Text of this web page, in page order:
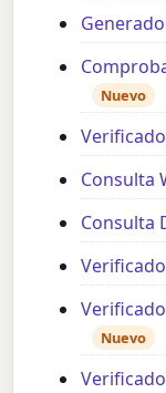
Nuevo
Consulta
Consulta
Nuevo